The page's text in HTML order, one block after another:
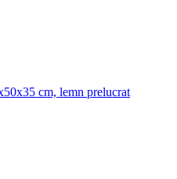
cm, lemn prelucrat